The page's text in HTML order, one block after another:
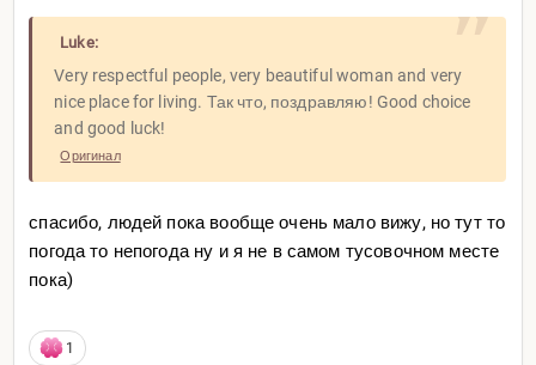
присосками, понятия не имею что это
Город миллионник переполнен охуевшей живностью,
это невероятно здорово, но в остальном, ты тупо в
центре цивилизации. Миллион ресторанов. Все с
айфонами. Хозяин ресторана, где я обедаю, общается с
улицах — 70% населения это потомки итальянцев,
которые съебали из европки еще 100 лет назад
Продавец в вердурерии (овощной магаз) в Apple
(андроиды не уважают, все в айфонах). Кругом тачки
Luke:
Very respectful people, very beautiful woman and very
nice place for living. Так что, поздравляю! Good choice
and good luck!
Оригинал
спасибо, людей пока вообще очень мало вижу, но тут то
погода то непогода ну и я не в самом тусовочном месте
пока)
1